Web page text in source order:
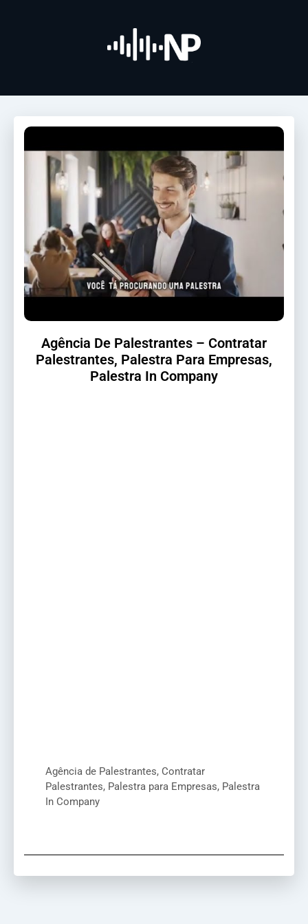
Agência De Palestrantes – Contratar
Palestrantes, Palestra Para Empresas,
Palestra In Company
Agência de Palestrantes, Contratar
Palestrantes, Palestra para Empresas, Palestra
In Company